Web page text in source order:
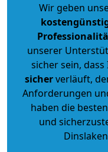
Wir geben
unserer
sicher sein,
sicherverläuft,
Anforderungen
haben die
und